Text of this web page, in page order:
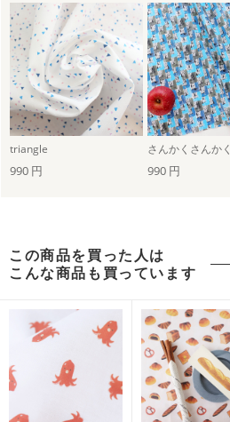
triangle さんかくさんかく
990 円 990 円
この商品を買った人は
こんな商品も買っています